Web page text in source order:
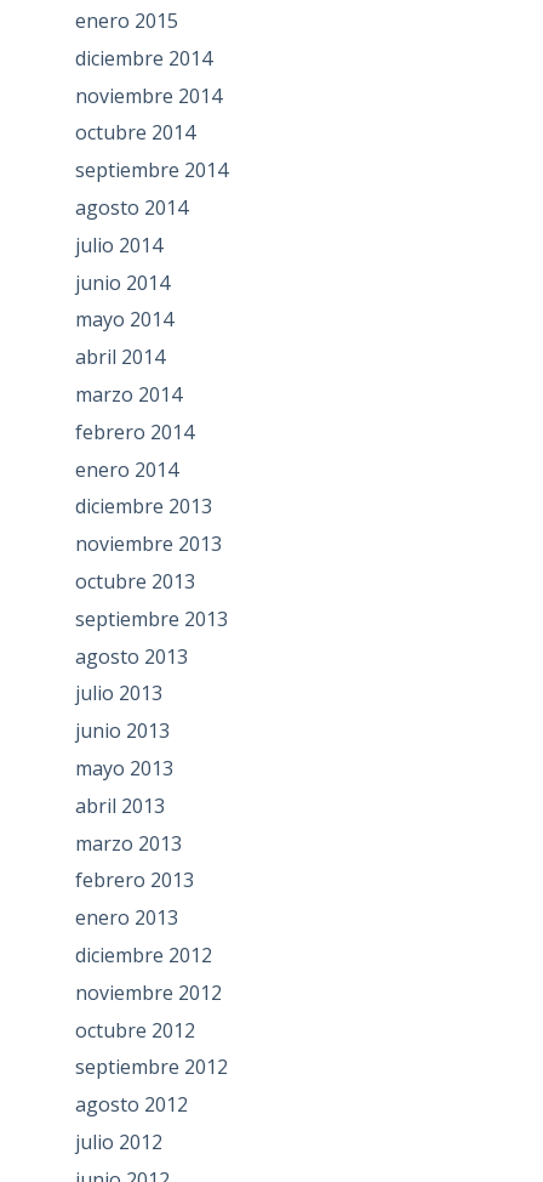
enero 2015
diciembre 2014
noviembre 2014
octubre 2014
septiembre 2014
agosto 2014
julio 2014
junio 2014
mayo 2014
abril 2014
marzo 2014
febrero 2014
enero 2014
diciembre 2013
noviembre 2013
octubre 2013
septiembre 2013
agosto 2013
julio 2013
junio 2013
mayo 2013
abril 2013
marzo 2013
febrero 2013
enero 2013
diciembre 2012
noviembre 2012
octubre 2012
septiembre 2012
agosto 2012
julio 2012